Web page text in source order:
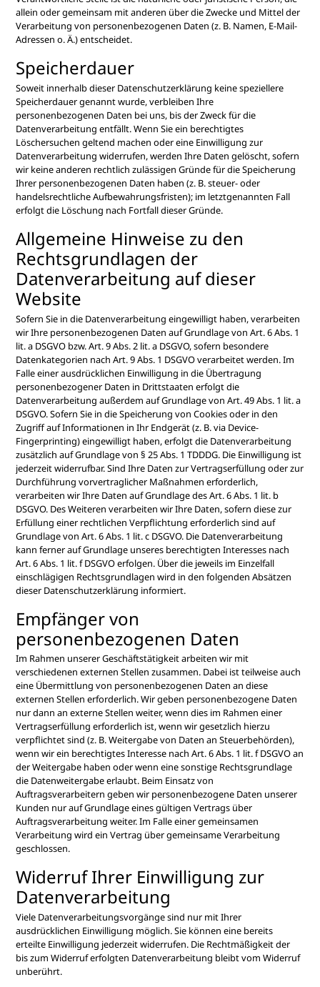
allein oder gemeinsam mit anderen über die Zwecke und Mittel der
Verarbeitung von personenbezogenen Daten (z. B. Namen, E-Mail-
Adressen o. Ä.) entscheidet.
Speicherdauer
Soweit innerhalb dieser Datenschutzerklärung keine speziellere
Speicherdauer genannt wurde, verbleiben Ihre
personenbezogenen Daten bei uns, bis der Zweck für die
Datenverarbeitung entfällt. Wenn Sie ein berechtigtes
Löschersuchen geltend machen oder eine Einwilligung zur
Datenverarbeitung widerrufen, werden Ihre Daten gelöscht, sofern
wir keine anderen rechtlich zulässigen Gründe für die Speicherung
Ihrer personenbezogenen Daten haben (z. B. steuer- oder
handelsrechtliche Aufbewahrungsfristen); im letztgenannten Fall
erfolgt die Löschung nach Fortfall dieser Gründe.
Allgemeine Hinweise zu den
Rechtsgrundlagen der
Datenverarbeitung auf dieser
Website
Sofern Sie in die Datenverarbeitung eingewilligt haben, verarbeiten
wir Ihre personenbezogenen Daten auf Grundlage von Art. 6 Abs. 1
lit. a DSGVO bzw. Art. 9 Abs. 2 lit. a DSGVO, sofern besondere
Datenkategorien nach Art. 9 Abs. 1 DSGVO verarbeitet werden. Im
Falle einer ausdrücklichen Einwilligung in die Übertragung
personenbezogener Daten in Drittstaaten erfolgt die
Datenverarbeitung außerdem auf Grundlage von Art. 49 Abs. 1 lit. a
DSGVO. Sofern Sie in die Speicherung von Cookies oder in den
Zugriff auf Informationen in Ihr Endgerät (z. B. via Device-
Fingerprinting) eingewilligt haben, erfolgt die Datenverarbeitung
zusätzlich auf Grundlage von § 25 Abs. 1 TDDDG. Die Einwilligung ist
jederzeit widerrufbar. Sind Ihre Daten zur Vertragserfüllung oder zur
Durchführung vorvertraglicher Maßnahmen erforderlich,
verarbeiten wir Ihre Daten auf Grundlage des Art. 6 Abs. 1 lit. b
DSGVO. Des Weiteren verarbeiten wir Ihre Daten, sofern diese zur
Erfüllung einer rechtlichen Verpflichtung erforderlich sind auf
Grundlage von Art. 6 Abs. 1 lit. c DSGVO. Die Datenverarbeitung
kann ferner auf Grundlage unseres berechtigten Interesses nach
Art. 6 Abs. 1 lit. f DSGVO erfolgen. Über die jeweils im Einzelfall
einschlägigen Rechtsgrundlagen wird in den folgenden Absätzen
dieser Datenschutzerklärung informiert.
Empfänger von
personenbezogenen Daten
Im Rahmen unserer Geschäftstätigkeit arbeiten wir mit
verschiedenen externen Stellen zusammen. Dabei ist teilweise auch
eine Übermittlung von personenbezogenen Daten an diese
externen Stellen erforderlich. Wir geben personenbezogene Daten
nur dann an externe Stellen weiter, wenn dies im Rahmen einer
Vertragserfüllung erforderlich ist, wenn wir gesetzlich hierzu
verpflichtet sind (z. B. Weitergabe von Daten an Steuerbehörden),
wenn wir ein berechtigtes Interesse nach Art. 6 Abs. 1 lit. f DSGVO an
der Weitergabe haben oder wenn eine sonstige Rechtsgrundlage
die Datenweitergabe erlaubt. Beim Einsatz von
Auftragsverarbeitern geben wir personenbezogene Daten unserer
Kunden nur auf Grundlage eines gültigen Vertrags über
Auftragsverarbeitung weiter. Im Falle einer gemeinsamen
Verarbeitung wird ein Vertrag über gemeinsame Verarbeitung
geschlossen.
Widerruf Ihrer Einwilligung zur
Datenverarbeitung
Viele Datenverarbeitungsvorgänge sind nur mit Ihrer
ausdrücklichen Einwilligung möglich. Sie können eine bereits
erteilte Einwilligung jederzeit widerrufen. Die Rechtmäßigkeit der
bis zum Widerruf erfolgten Datenverarbeitung bleibt vom Widerruf
unberührt.